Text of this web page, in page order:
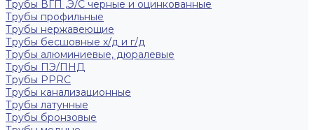
Трубы ВГП ,Э/С черные и оцинкованные
Трубы профильные
Трубы нержавеющие
Трубы бесшовные х/д и г/д
Трубы алюминиевые, дюралевые
Трубы ПЭ/ПНД
Трубы PPRC
Трубы канализационные
Трубы латунные
Трубы бронзовые